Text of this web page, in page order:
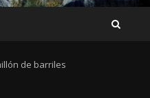
de barriles